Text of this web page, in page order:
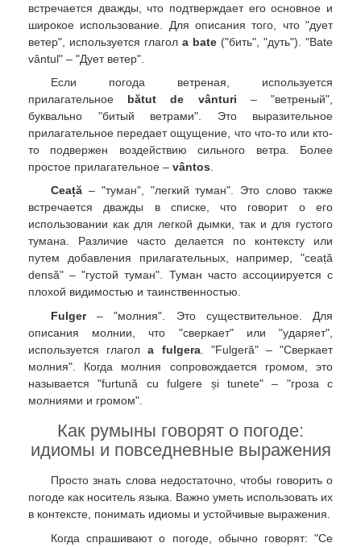
встречается дважды, что подтверждает его основное и
широкое использование. Для описания того, что "дует
ветер", используется глагол a bate ("бить", "дуть"). "Bate
vântul" – "Дует ветер".
Если погода ветреная, используется
прилагательное bătut de vânturi – "ветреный",
буквально "битый ветрами". Это выразительное
прилагательное передает ощущение, что что-то или кто-
то подвержен воздействию сильного ветра. Более
простое прилагательное – vântos
Ceață – "туман", "легкий туман". Это слово также
встречается дважды в списке, что говорит о его
использовании как для легкой дымки, так и для густого
тумана. Различие часто делается по контексту или
путем добавления прилагательных, например, "ceață
densă" – "густой туман". Туман часто ассоциируется с
плохой видимостью и таинственностью.
Fulger– "молния". Это существительное. Для
описания молнии, что "сверкает" или "ударяет",
используется глаголa fulgera. "Fulgeră" – "Сверкает
молния". Когда молния сопровождается громом, это
называется "furtună cu fulgere și tunete" – "гроза с
молниями и громом".
Как румыны говорят о погоде:
идиомы и повседневные выражения
Просто знать слова недостаточно, чтобы говорить о
погоде как носитель языка. Важно уметь использовать их
в контексте, понимать идиомы и устойчивые выражения.
Когда спрашивают о погоде, обычно говорят: "Ce